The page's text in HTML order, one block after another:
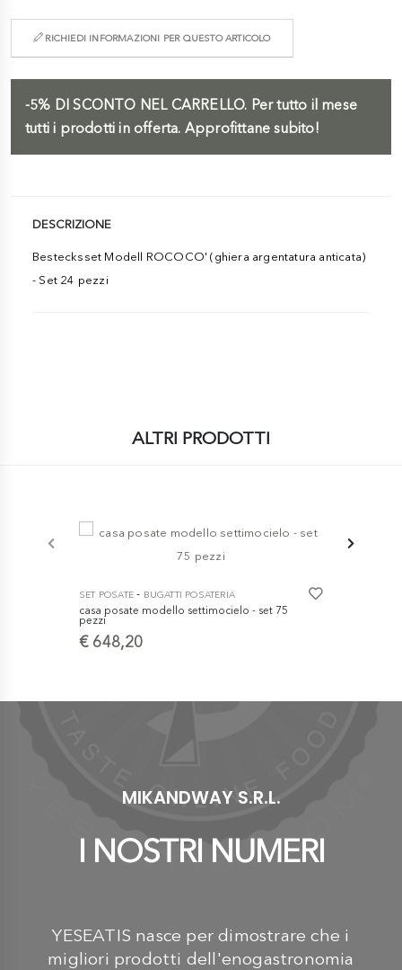
RICHIEDI INFORMAZIONI PER QUESTO ARTICOLO
-5% DI SCONTO NEL CARRELLO. Per tutto il mese
tutti i prodotti in offerta. Approfittane subito!
DESCRIZIONE
Bestecksset Modell ROCOCO' (ghiera argentatura anticata)
- Set 24 pezzi
ALTRI PRODOTTI
SET POSATE - BUGATTI POSATERIA
casa posate modello settimocielo - set 75
pezzi
€ 648,20
MIKANDWAY S.R.L.
I NOSTRI NUMERI
YESEATIS nasce per dimostrare che i
migliori prodotti dell'enogastronomia